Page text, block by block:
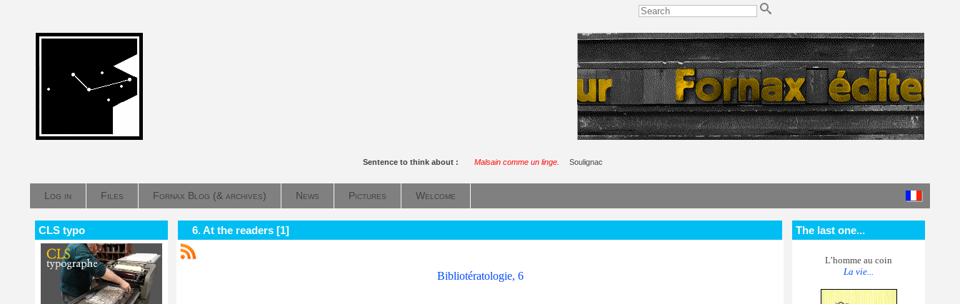
Sentence to think about : Malsain comme un linge. Soulignac
Log in Files Fornax Blog (& archives) News Pictures Welcome
CLS typo 6. At the readers [1]
Bibliotératologie, 6
The last one...
L’homme au coin
La vie...